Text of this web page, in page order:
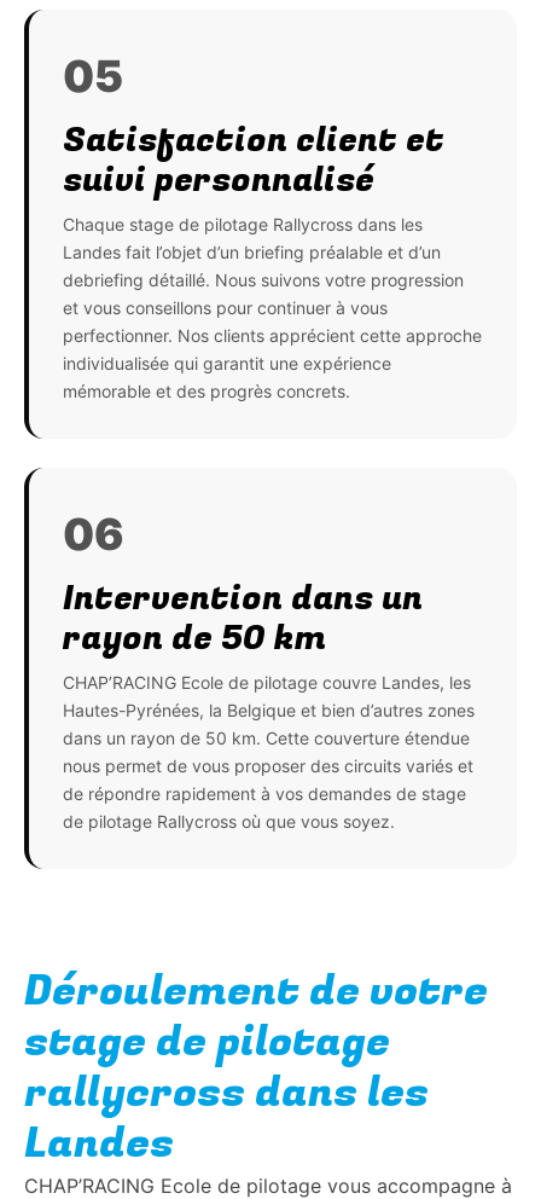
05
Satisfaction client et
suivi personnalisé
Chaque stage de pilotage Rallycross dans les
Landes fait l’objet d’un briefing préalable et d’un
debriefing détaillé. Nous suivons votre progression
et vous conseillons pour continuer à vous
perfectionner. Nos clients apprécient cette approche
individualisée qui garantit une expérience
mémorable et des progrès concrets.
06
Intervention dans un
rayon de 50 km
CHAP’RACING Ecole de pilotage couvre Landes, les
Hautes-Pyrénées, la Belgique et bien d’autres zones
dans un rayon de 50 km. Cette couverture étendue
nous permet de vous proposer des circuits variés et
de répondre rapidement à vos demandes de stage
de pilotage Rallycross où que vous soyez.
Déroulement de votre
stage de pilotage
rallycross dans les
Landes
CHAP’RACING Ecole de pilotage vous accompagne à